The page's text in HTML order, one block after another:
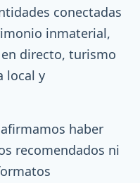
conectadas
inmaterial,
directo, turismo
local y
haber
recomendados ni